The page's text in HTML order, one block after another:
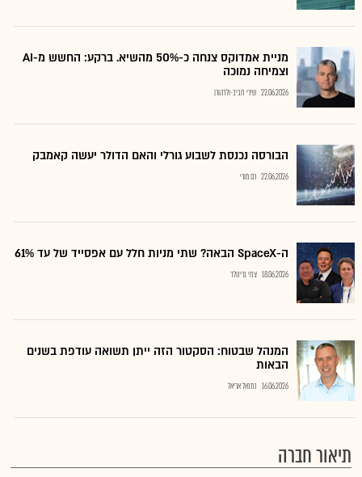
מניית אמדוקס צנחה כ-50% מהשיא. ברקע: החשש מ-AI
וצמיחה נמוכה
22.06.2026 שירי חביב-ולדהורן
הבורסה נכנסת לשבוע גורלי והאם הדולר יעשה קאמבק
22.06.2026 רם מורי
ה-SpaceX הבאה? שתי מניות חלל עם אפסייד של עד 61%
18.06.2026 צחי גרינולד
המנהל שבטוח: הסקטור הזה ייתן תשואה עודפת בשנים
הבאות
16.06.2026 נתנאל אריאל
תיאור חברה